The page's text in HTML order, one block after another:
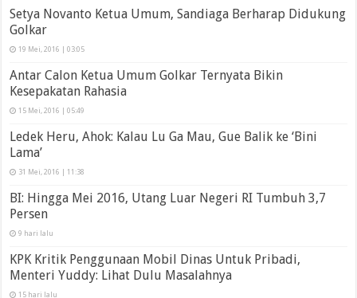
Setya Novanto Ketua Umum, Sandiaga Berharap Didukung
Golkar
19 Mei, 2016 | 03:05
Antar Calon Ketua Umum Golkar Ternyata Bikin
Kesepakatan Rahasia
15 Mei, 2016 | 05:49
Ledek Heru, Ahok: Kalau Lu Ga Mau, Gue Balik ke ‘Bini
Lama’
31 Mei, 2016 | 11:38
BI: Hingga Mei 2016, Utang Luar Negeri RI Tumbuh 3,7
Persen
9 hari lalu
KPK Kritik Penggunaan Mobil Dinas Untuk Pribadi,
Menteri Yuddy: Lihat Dulu Masalahnya
15 hari lalu